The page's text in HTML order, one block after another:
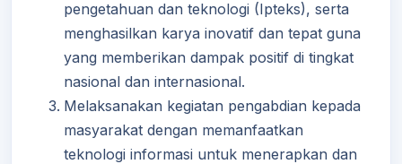
pengetahuan dan teknologi (Ipteks), serta
menghasilkan karya inovatif dan tepat guna
yang memberikan dampak positif di tingkat
nasional dan internasional.
Melaksanakan kegiatan pengabdian kepada
masyarakat dengan memanfaatkan
teknologi informasi untuk menerapkan dan